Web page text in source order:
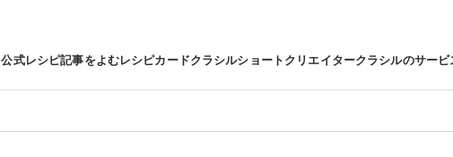
公式レシピ記事をよむレシピカードクラシルショートクリエイタークラシルのサービ